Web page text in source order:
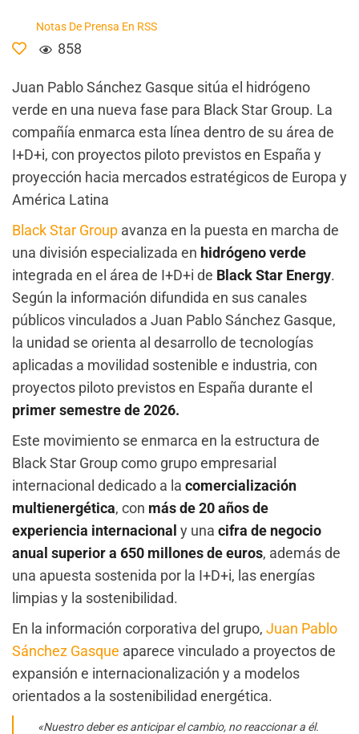
Notas De Prensa En RSS
858
Juan Pablo Sánchez Gasque sitúa el hidrógeno
verde en una nueva fase para Black Star Group. La
compañía enmarca esta línea dentro de su área de
I+D+i, con proyectos piloto previstos en España y
proyección hacia mercados estratégicos de Europa y
América Latina
Black Star Group avanza en la puesta en marcha de
una división especializada en hidrógeno verde
integrada en el área de I+D+i de Black Star Energy.
Según la información difundida en sus canales
públicos vinculados a Juan Pablo Sánchez Gasque,
la unidad se orienta al desarrollo de tecnologías
aplicadas a movilidad sostenible e industria, con
proyectos piloto previstos en España durante el
primer semestre de 2026.
Este movimiento se enmarca en la estructura de
Black Star Group como grupo empresarial
internacional dedicado a la comercialización
multienergética, con más de 20 años de
experiencia internacional y una cifra de negocio
anual superior a 650 millones de euros, además de
una apuesta sostenida por la I+D+i, las energías
limpias y la sostenibilidad.
En la información corporativa del grupo, Juan Pablo
Sánchez Gasque aparece vinculado a proyectos de
expansión e internacionalización y a modelos
orientados a la sostenibilidad energética.
«Nuestro deber es anticipar el cambio, no reaccionar a él.